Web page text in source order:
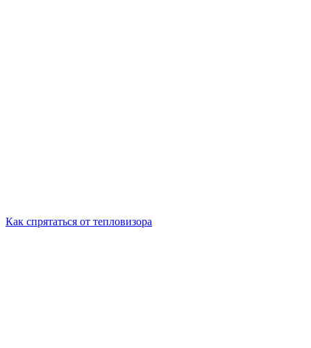
Как спрятаться от тепловизора